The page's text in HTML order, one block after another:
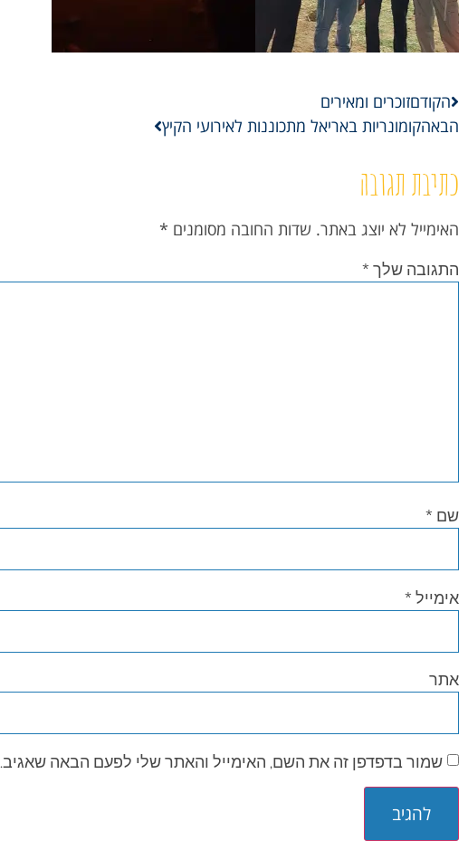
הקודםזוכרים ומאירים
הבאהקומונריות באריאל מתכוננות לאירועי הקיץ
כתיבת תגובה
האימייל לא יוצג באתר. שדות החובה מסומנים *
התגובה שלך *
שם *
אימייל *
אתר
שמור בדפדפן זה את השם, האימייל והאתר שלי לפעם הבאה שאגיב.